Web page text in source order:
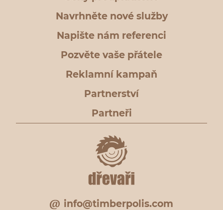
Navrhněte nové služby
Napište nám referenci
Pozvěte vaše přátele
Reklamní kampaň
Partnerství
Partneři
info@timberpolis.com